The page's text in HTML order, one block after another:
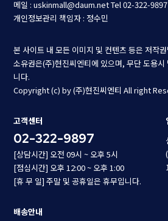
메일 : uskinmall@daum.netTel 02-322-9897
개인정보관리 책임자 : 정수민
본 사이트 내 모든 이미지 및 컨텐츠 등은 저작
소유권은(주)현진씨엔티에 있으며, 무단 도용
니다.
Copyright (c) by (주)현진씨엔티 All right
고객센터
02-322-9897
[상담시간] 오전 09시 ~ 오후 5시
[점심시간] 오후 12:00 ~ 오후 1:00
[휴 무 일] 주말 및 공휴일은 휴무입니다.
배송안내